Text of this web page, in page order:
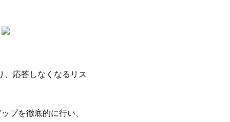
、応答しなくなるリス
プを徹底的に行い、